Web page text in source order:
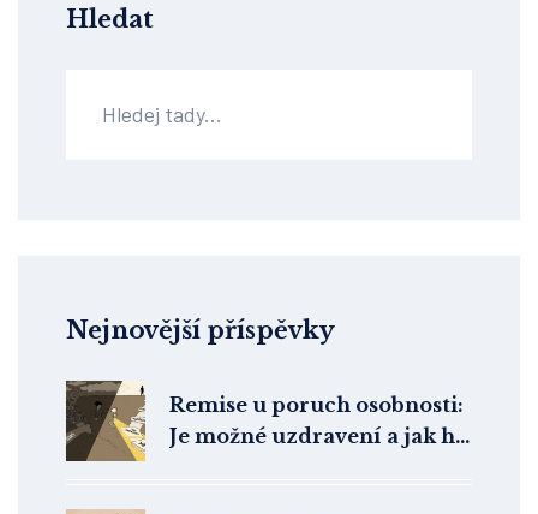
Hledat
Nejnovější příspěvky
Remise u poruch osobnosti:
Je možné uzdravení a jak ho